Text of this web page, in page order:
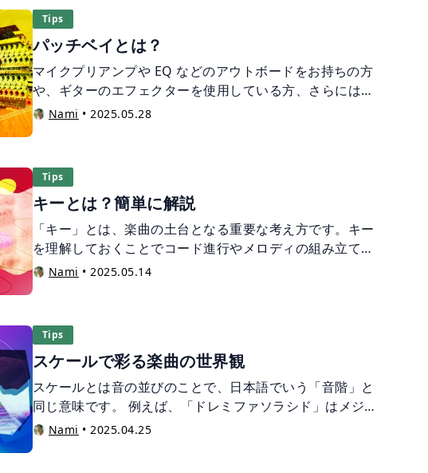
ったり、複雑なセッティングでも音が鳴らなくなるトラブ
ルを防げたりと、制作の幅を広げるための予備知識となる
でしょう。
Tips
パッチベイとは？
マイクプリアンプや EQ などのアウトボードをお持ちの方
や、ギターのエフェクターを使用している方、さらにはハ
ードウェアのシンセサイザーをお持ちの方など... このよう
うとした時や、前回のルーティングから変更する時など、
ケーブルの抜き差しが手間に感じている方も多いのではな
いでしょうか？ パッチベイは多くのアウトボードを使用す
る音楽スタジオや、ライブハウスなどで目にする機会が多
いと思います。ですが、自宅スタジオや、宅録でもおすす
めです。 この記事では、パッチベイについて解説していき
ます。
Nami •2025.05.28
Tips
キーとは？簡単に解説
「キー」とは、楽曲の土台となる重要な考え方です。キー
を理解しておくことでコード進行やメロディの組み立てが
スムーズになり、作曲の効率も上がります。 今回は、「キ
Nami •2025.05.14
Tips
スケールで彩る楽曲の世界観
スケールとは音の並びのことで、日本語でいう「音階」と
同じ意味です。 例えば、「ドレミファソラシド」はメジャ
ースケールという音階で、「全音-全音-半音-全音-全音-全
Nami •2025.04.25